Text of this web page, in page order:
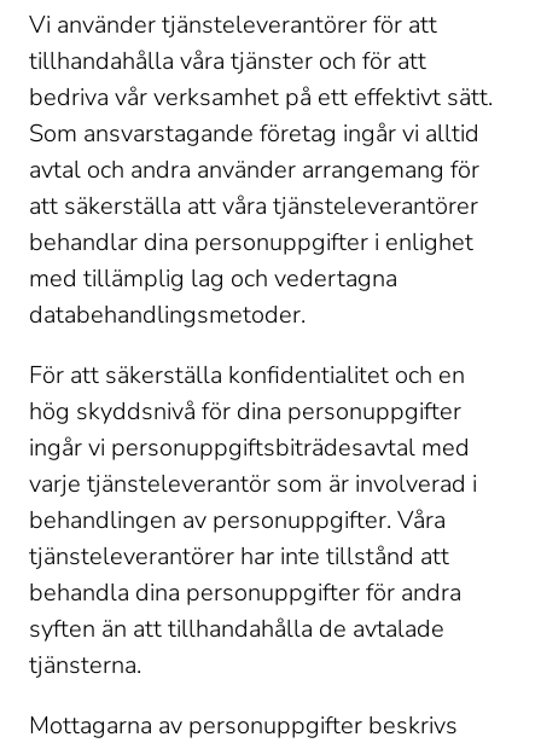
Vi använder tjänsteleverantörer för att
tillhandahålla våra tjänster och för att
bedriva vår verksamhet på ett effektivt sätt.
Som ansvarstagande företag ingår vi alltid
avtal och andra använder arrangemang för
att säkerställa att våra tjänsteleverantörer
behandlar dina personuppgifter i enlighet
med tillämplig lag och vedertagna
databehandlingsmetoder.
För att säkerställa konfidentialitet och en
hög skyddsnivå för dina personuppgifter
ingår vi personuppgiftsbiträdesavtal med
varje tjänsteleverantör som är involverad i
behandlingen av personuppgifter. Våra
tjänsteleverantörer har inte tillstånd att
behandla dina personuppgifter för andra
syften än att tillhandahålla de avtalade
tjänsterna.
Mottagarna av personuppgifter beskrivs